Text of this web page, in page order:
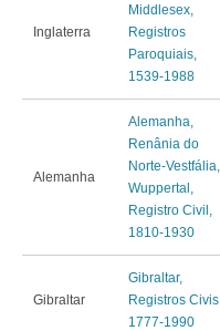
Inglaterra
Middlesex,
Registros
Paroquiais,
1539-1988
Alemanha
Alemanha,
Renânia do
Norte-Vestfália,
Wuppertal,
Registro Civil,
1810-1930
Gibraltar
Gibraltar,
Registros Civis,
1777-1990